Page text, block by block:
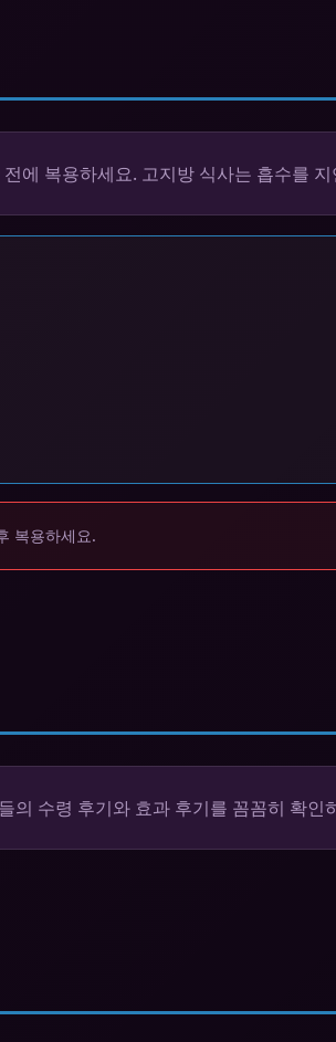
에 복용하세요. 고지방 식사는 흡수를
복용하세요.
수령 후기와 효과 후기를 꼼꼼히 확